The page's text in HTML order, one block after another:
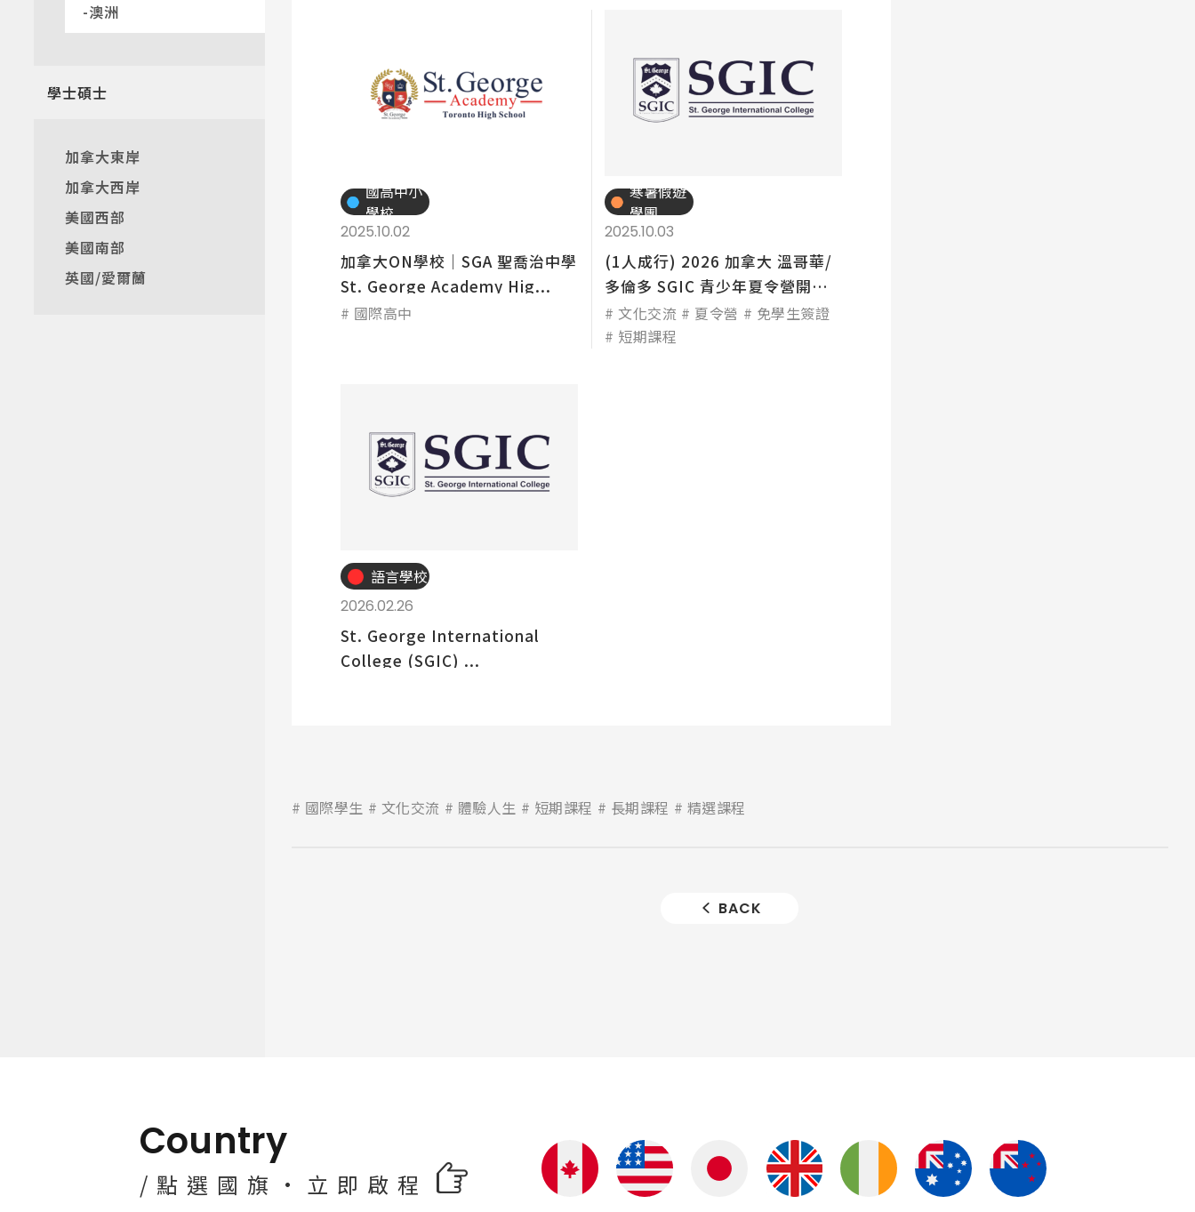
澳洲
學士碩士
加拿大東岸
加拿大西岸
美國西部
美國南部
英國/愛爾蘭
國高中小
學校
2025.10.02
加拿大ON學校│SGA 聖喬治中學
St. George Academy Hig...
國際高中
寒暑假遊
學團
2025.10.03
(1人成行) 2026 加拿大 溫哥華/
多倫多 SGIC 青少年夏令營開營
啦~文化交流 夏令營
免學生簽證
短期課程
語言學校
2026.02.26
St. George International
College (SGIC) ...
國際學生 文化交流 體驗人生 短期課程 長期課程 精選課程
BACK
Country
/點選國旗·立即啟程